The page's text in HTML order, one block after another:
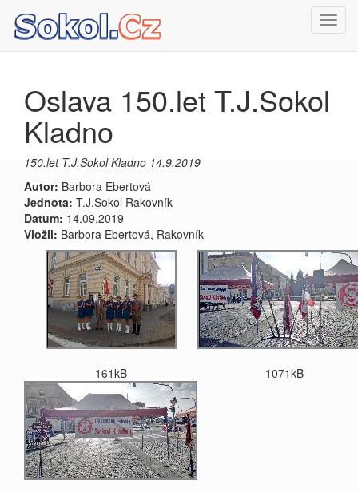
Oslava 150.let T.J.Sokol
Kladno
150.let T.J.Sokol Kladno 14.9.2019
Autor: Barbora Ebertová
Jednota: T.J.Sokol Rakovník
Datum: 14.09.2019
Vložil: Barbora Ebertová, Rakovník
161kB 1071kB